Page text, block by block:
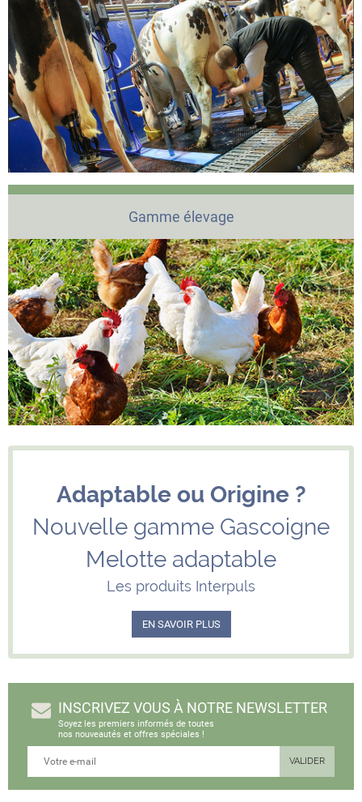
Gamme élevage
Adaptable ou Origine ?
Nouvelle gamme Gascoigne
Melotte adaptable
Les produits Interpuls
EN SAVOIR PLUS
INSCRIVEZ VOUS À NOTRE NEWSLETTER
Soyez les premiers informés de toutes
nos nouveautés et offres spéciales !